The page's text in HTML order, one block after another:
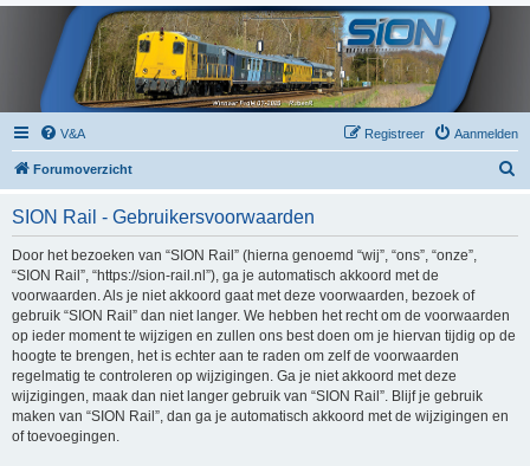
V&A Aanmelden
Registreer
Forumoverzicht
SION Rail - Gebruikersvoorwaarden
Door het bezoeken van “SION Rail” (hierna genoemd “wij”, “ons”, “onze”,
“SION Rail”, “https://sion-rail.nl”), ga je automatisch akkoord met de
voorwaarden. Als je niet akkoord gaat met deze voorwaarden, bezoek of
gebruik “SION Rail” dan niet langer. We hebben het recht om de voorwaarden
op ieder moment te wijzigen en zullen ons best doen om je hiervan tijdig op de
hoogte te brengen, het is echter aan te raden om zelf de voorwaarden
regelmatig te controleren op wijzigingen. Ga je niet akkoord met deze
wijzigingen, maak dan niet langer gebruik van “SION Rail”. Blijf je gebruik
maken van “SION Rail”, dan ga je automatisch akkoord met de wijzigingen en
of toevoegingen.